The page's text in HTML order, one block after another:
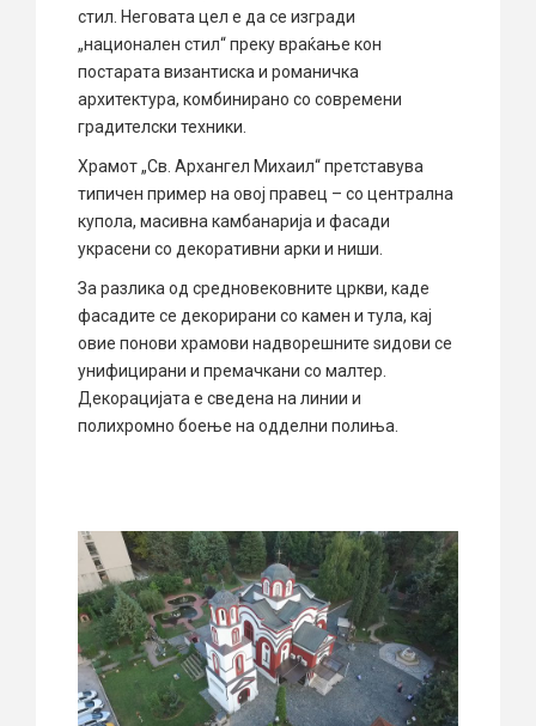
стил. Неговата цел е да се изгради
„национален стил“ преку враќање кон
постарата византиска и романичка
архитектура, комбинирано со современи
градителски техники.
Храмот „Св. Архангел Михаил“ претставува
типичен пример на овој правец – со централна
купола, масивна камбанарија и фасади
украсени со декоративни арки и ниши.
За разлика од средновековните цркви, каде
фасадите се декорирани со камен и тула, кај
овие понови храмови надворешните ѕидови се
унифицирани и премачкани со малтер.
Декорацијата е сведена на линии и
полихромно боење на одделни полиња.